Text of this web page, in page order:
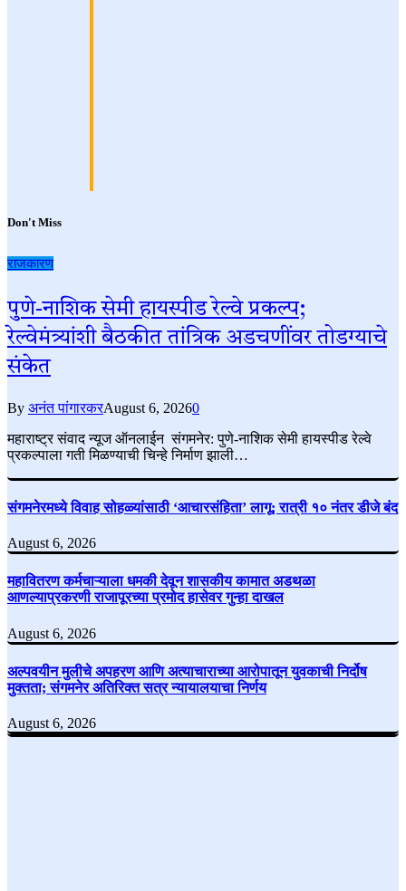
Don't Miss
राजकारण
पुणे-नाशिक सेमी हायस्पीड रेल्वे प्रकल्प;
रेल्वेमंत्र्यांशी बैठकीत तांत्रिक अडचणींवर तोडग्याचे
संकेत
By अनंत पांगारकरAugust 6, 20260
महाराष्ट्र संवाद न्यूज ऑनलाईन संगमनेर: पुणे-नाशिक सेमी हायस्पीड रेल्वे
प्रकल्पाला गती मिळण्याची चिन्हे निर्माण झाली…
संगमनेरमध्ये विवाह सोहळ्यांसाठी ‘आचारसंहिता’ लागू; रात्री १० नंतर डीजे बंद
August 6, 2026
महावितरण कर्मचाऱ्याला धमकी देवून शासकीय कामात अडथळा
आणल्याप्रकरणी राजापूरच्या प्रमोद हासेवर गुन्हा दाखल
August 6, 2026
अल्पवयीन मुलीचे अपहरण आणि अत्याचाराच्या आरोपातून युवकाची निर्दोष
मुक्तता; संगमनेर अतिरिक्त सत्र न्यायालयाचा निर्णय
August 6, 2026